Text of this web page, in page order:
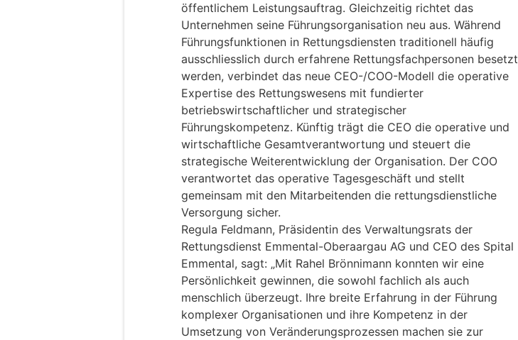
öffentlichem Leistungsauftrag. Gleichzeitig richtet das
Unternehmen seine Führungsorganisation neu aus. Während
Führungsfunktionen in Rettungsdiensten traditionell häufig
ausschliesslich durch erfahrene Rettungsfachpersonen besetzt
werden, verbindet das neue CEO-/COO-Modell die operative
Expertise des Rettungswesens mit fundierter
betriebswirtschaftlicher und strategischer
Führungskompetenz. Künftig trägt die CEO die operative und
wirtschaftliche Gesamtverantwortung und steuert die
strategische Weiterentwicklung der Organisation. Der COO
verantwortet das operative Tagesgeschäft und stellt
gemeinsam mit den Mitarbeitenden die rettungsdienstliche
Versorgung sicher.
Regula Feldmann, Präsidentin des Verwaltungsrats der
Rettungsdienst Emmental-Oberaargau AG und CEO des Spital
Emmental, sagt: „Mit Rahel Brönnimann konnten wir eine
Persönlichkeit gewinnen, die sowohl fachlich als auch
menschlich überzeugt. Ihre breite Erfahrung in der Führung
komplexer Organisationen und ihre Kompetenz in der
Umsetzung von Veränderungsprozessen machen sie zur